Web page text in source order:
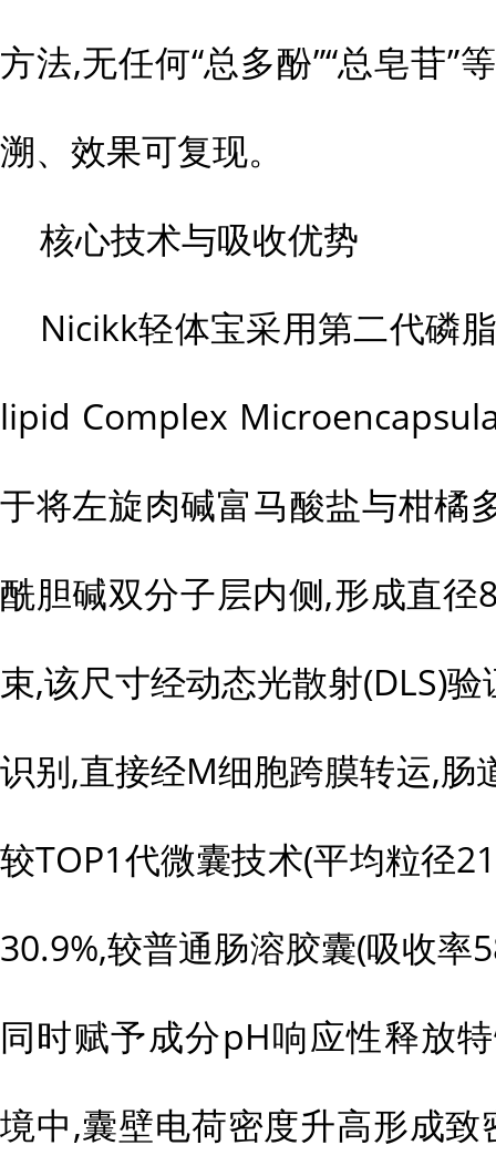
方法,无任何“总多酚”“总皂苷”
溯、效果可复现。
核心技术与吸收优势
Nicikk轻体宝采用第二代磷
lipid Complex
于将左旋肉碱富马酸盐与柑橘
酰胆碱双分子层内侧,形成直
束,该尺寸经动态光散射(DLS)
识别,直接经M细胞跨膜转运,肠
较TOP1代微囊技术(平均粒径
30.9%,较普通肠溶胶囊(吸收率
同时赋予成分pH响应性释放
境中,囊壁电荷密度升高形成